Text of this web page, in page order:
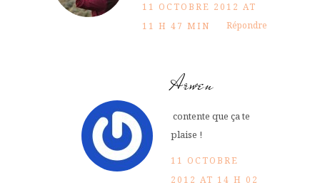
11 OCTOBRE 2012 AT
11 H 47 MIN
Répondre
Arwen
contente que ça te
plaise !
11 OCTOBRE
2012 AT 14 H 02